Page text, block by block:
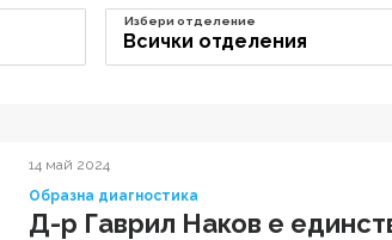
Всички отделения
Избери отделение
14 май 2024
Образна диагностика
Д-р Гаврил Наков е